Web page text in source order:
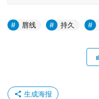
唇线 持久
生成海报